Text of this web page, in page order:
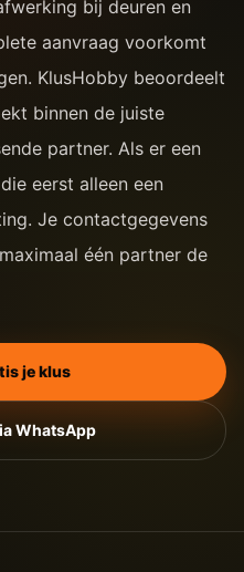
bij deuren en
aanvraag voorkomt
KlusHobby beoordeelt
binnen de juiste
partner. Als er een
eerst alleen een
Je contactgegevens
één partner de
je klus
WhatsApp